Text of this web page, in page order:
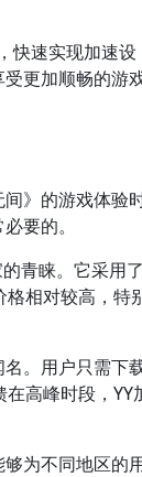
快速实现加速设
更加顺畅的游
》的游戏体验时
要的。
青睐。它采用
相对较高，特
名。用户只需下
高峰时段，YY
为不同地区的